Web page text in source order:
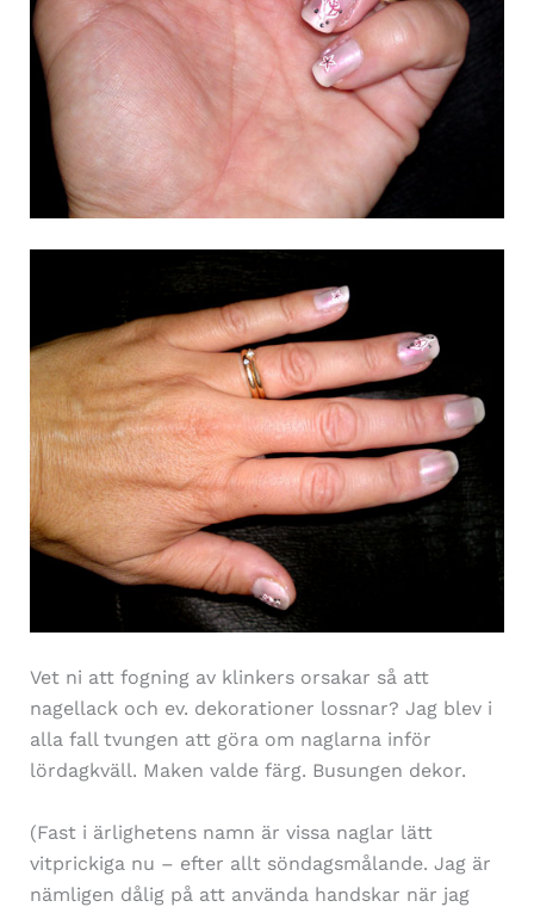
Vet ni att fogning av klinkers orsakar så att
nagellack och ev. dekorationer lossnar? Jag blev i
alla fall tvungen att göra om naglarna inför
lördagkväll. Maken valde färg. Busungen dekor.
(Fast i ärlighetens namn är vissa naglar lätt
vitprickiga nu – efter allt söndagsmålande. Jag är
nämligen dålig på att använda handskar när jag